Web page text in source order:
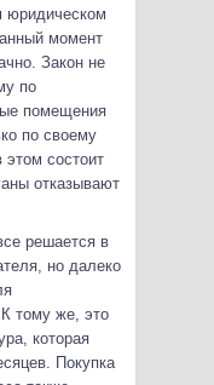
юридическом
момент
Закон не
по
помещения
по своему
состоит
отказывают
решается в
но далеко
К тому же, это
которая
Покупка